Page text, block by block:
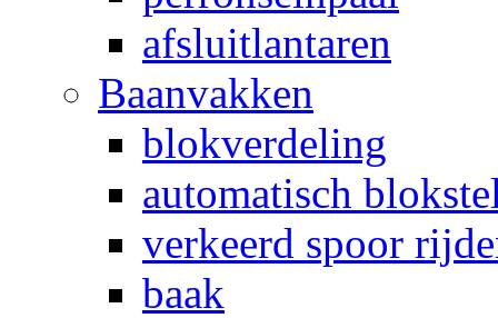
afsluitlantaren
Baanvakken
blokverdeling
automatisch
verkeerd spoor
baak